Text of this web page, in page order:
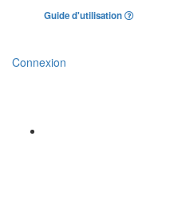
Guide d'utilisation
Connexion